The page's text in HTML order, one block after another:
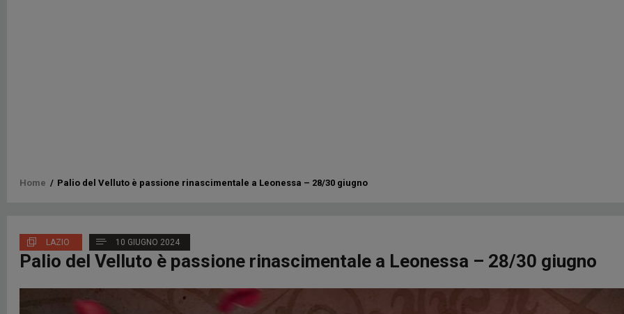
Briciole
pane
Home / Palio del Velluto è passione rinascimentale a Leonessa – 28/30 giugno
LAZIO 10 GIUGNO 2024
Palio del Velluto è passione rinascimentale a Leonessa – 28/30 giugno